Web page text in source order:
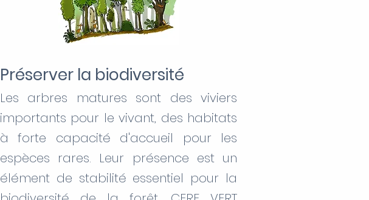
Préserver la biodiversité
Les arbres matures sont des viviers
importants pour le vivant, des habitats
à forte capacité d'accueil pour les
espèces rares. Leur présence est un
élément de stabilité essentiel pour la